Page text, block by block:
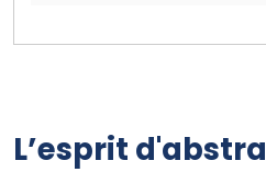
L’esprit